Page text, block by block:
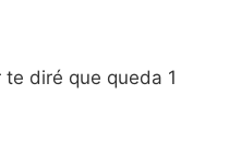
diré que queda 1